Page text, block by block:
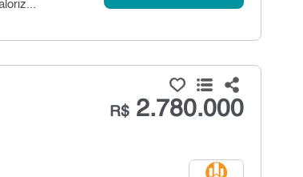
R$2.780.000